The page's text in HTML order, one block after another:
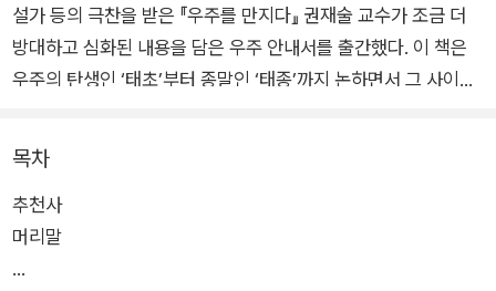
설가 등의 극찬을 받은 『우주를 만지다』 권재술 교수가 조금 더
방대하고 심화된 내용을 담은 우주 안내서를 출간했다. 이 책은
우주의 탄생인 ‘태초’부터 종말인 ‘태종’까지 논하면서 그 사이의
과학 이론부터 아직 밝혀지지 않은 우주의 비밀을 다채롭게 담아
낸 『우주, 상상력 공장』은 과학자의 지식과 시인의 상상이 결합된
특별한 과학 에세이다.
시간과 공간이란 정말 ‘존재’하는 것일까? 인간의 자아란 무엇일
목차
추천사
머리말